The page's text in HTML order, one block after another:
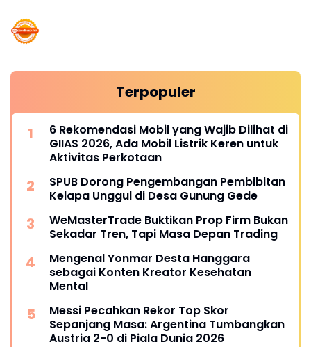
Terpopuler
6 Rekomendasi Mobil yang Wajib Dilihat di
GIIAS 2026, Ada Mobil Listrik Keren untuk
Aktivitas Perkotaan
SPUB Dorong Pengembangan Pembibitan
Kelapa Unggul di Desa Gunung Gede
WeMasterTrade Buktikan Prop Firm Bukan
Sekadar Tren, Tapi Masa Depan Trading
Mengenal Yonmar Desta Hanggara
sebagai Konten Kreator Kesehatan
Mental
Messi Pecahkan Rekor Top Skor
Sepanjang Masa: Argentina Tumbangkan
Austria 2-0 di Piala Dunia 2026